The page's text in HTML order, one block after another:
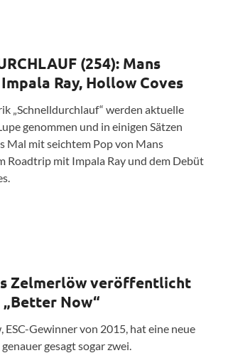
(254): Mans
Ray, Hollow Coves
„Schnelldurchlauf“ werden aktuelle
genommen und in einigen Sätzen
Mal mit seichtem Pop von Mans
Roadtrip mit Impala Ray und dem Debüt
Zelmerlöw veröffentlicht
„Better Now“
ESC-Gewinner von 2015, hat eine neue
gesagt sogar zwei.